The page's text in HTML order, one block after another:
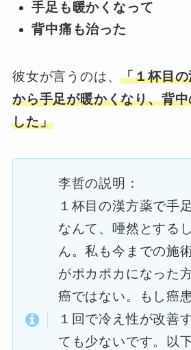
手足も暖かくなって
背中痛も治った
彼女が言うのは、「１杯目
から手足が暖かくなり、背
した」
李哲の説明：
１杯目の漢方薬で手
なんて、唖然とする
ん。私も今までの施
がポカポカになった
癌ではない。もし癌
１回で冷え性が改善
ても少ないです。以